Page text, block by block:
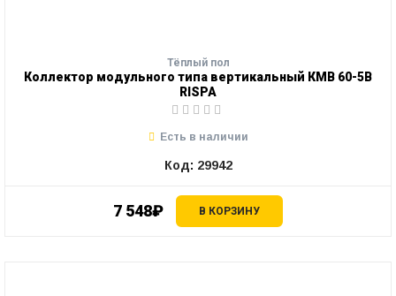
Тёплый пол
Коллектор модульного типа вертикальный КМВ 60-5В
RISPA
7 548₽ В КОРЗИНУ
Есть в наличии
Код: 29942